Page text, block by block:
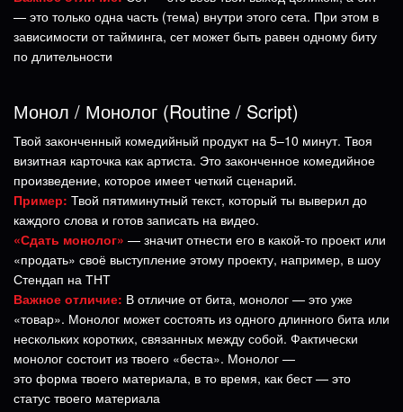
— это только одна часть (тема) внутри этого сета. При этом в
зависимости от тайминга, сет может быть равен одному биту
по длительности
Монол / Монолог (Routine / Script)
Твой законченный комедийный продукт на 5–10 минут. Твоя
визитная карточка как артиста. Это законченное комедийное
произведение, которое имеет четкий сценарий.
Пример: Твой пятиминутный текст, который ты выверил до
каждого слова и готов записать на видео.
«Сдать монолог» — значит отнести его в какой-то проект или
«продать» своё выступление этому проекту, например, в шоу
Стендап на ТНТ
Важное отличие: В отличие от бита, монолог — это уже
«товар». Монолог может состоять из одного длинного бита или
нескольких коротких, связанных между собой. Фактически
монолог состоит из твоего «беста». Монолог —
это форма твоего материала, в то время, как бест — это
статус твоего материала